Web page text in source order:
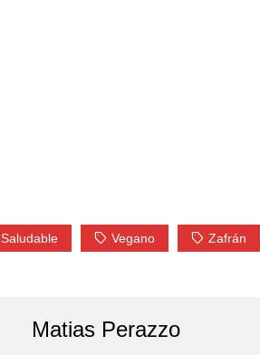
Saludable Vegano Zafrán
Matias Perazzo